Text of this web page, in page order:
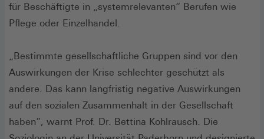
für Beschäftigte in „systemrelevanten“ Berufen wie
Pflege oder Einzelhandel.
„Bestimmte gesellschaftliche Gruppen sind vor den
Auswirkungen der Krise schlechter geschützt als
andere. Das kann langfristig negative Auswirkungen
auf den sozialen Zusammenhalt in der Gesellschaft
haben“, warnt Prof. Dr. Bettina Kohlrausch. Die